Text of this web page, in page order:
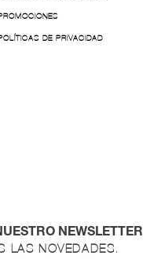
DE PRIVACIDAD
NEWSLETTER
LAS NOVEDADES.